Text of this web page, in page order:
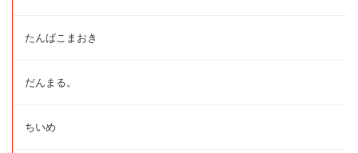
たんばこまおき
だんまる。
ちいめ